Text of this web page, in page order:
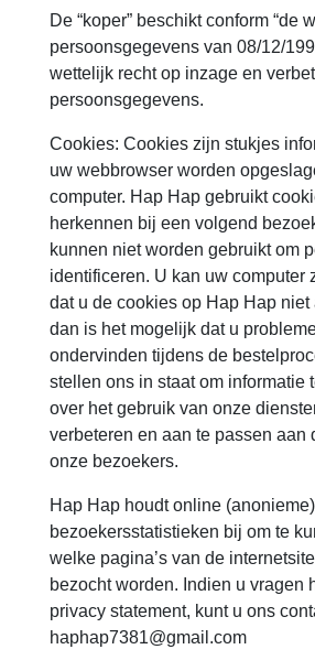
De “koper” beschikt conform “de
persoonsgegevens van 08/12/
wettelijk recht op inzage en
persoonsgegevens.
Cookies: Cookies zijn stukjes
uw webbrowser worden
computer. Hap Hap gebruikt
herkennen bij een volgend
kunnen niet worden gebruikt om
identificeren. U kan uw computer
dat u de cookies op Hap Hap niet
dan is het mogelijk dat u
ondervinden tijdens de
stellen ons in staat om informatie
over het gebruik van onze
verbeteren en aan te passen aan
onze bezoekers.
Hap Hap houdt online (anonieme)
bezoekersstatistieken bij om te
welke pagina’s van de
bezocht worden. Indien u vragen
privacy statement, kunt u ons
haphap7381@gmail.com